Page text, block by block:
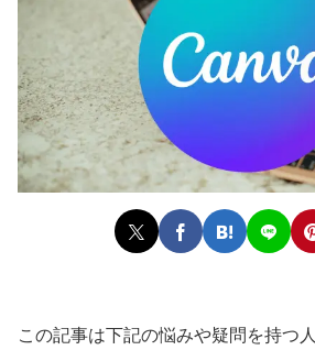
この記事は下記の悩みや疑問を持つ